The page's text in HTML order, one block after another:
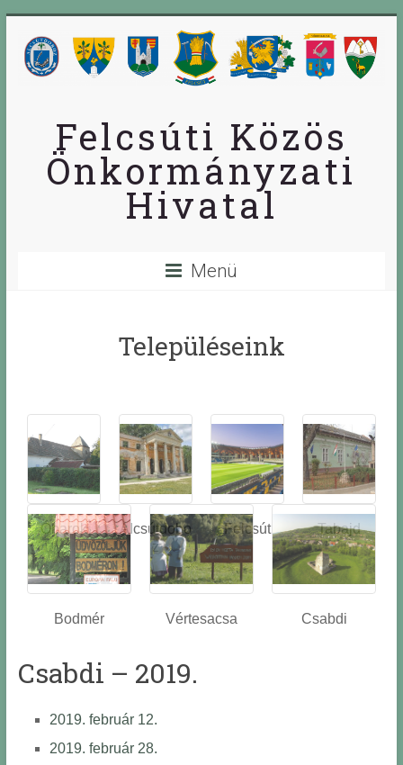
Felcsúti Közös
Önkormányzati
Hivatal
Menü
Településeink
Óbarok
Alcsútdobo
z
Felcsút Tabajd
Bodmér Vértesacsa Csabdi
Csabdi – 2019.
2019. február 12.
2019. február 28.